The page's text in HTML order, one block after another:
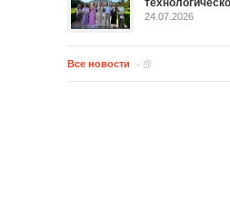
24.07.2026
Все новости